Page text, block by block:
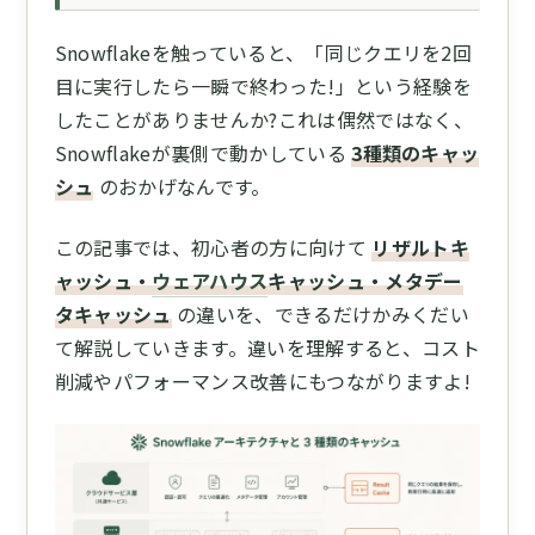
Snowflakeを触っていると、「同じクエリを2回
目に実行したら一瞬で終わった!」という経験を
したことがありませんか?これは偶然ではなく、
Snowflakeが裏側で動かしている3種類のキャッ
シュ のおかげなんです。
この記事では、初心者の方に向けてリザルトキ
ャッシュ・ウェアハウスキャッシュ・メタデー
タキャッシュの違いを、できるだけかみくだい
て解説していきます。違いを理解すると、コスト
削減やパフォーマンス改善にもつながりますよ!